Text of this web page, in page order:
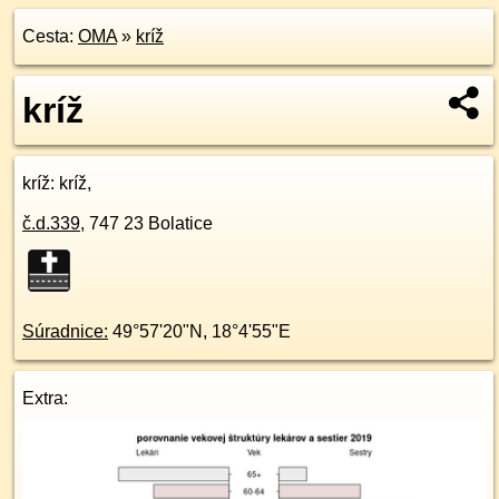
Cesta: OMA» kríž
kríž
kríž: kríž,
č.d.339, 747 23 Bolatice
Súradnice: 49°57'20"N , 18°4'55"E
Extra: